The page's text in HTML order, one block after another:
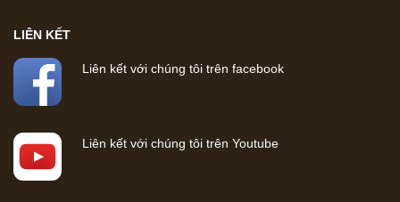
LIÊN KẾT
Liên kết với chúng tôi trên facebook
Liên kết với chúng tôi trên Youtube